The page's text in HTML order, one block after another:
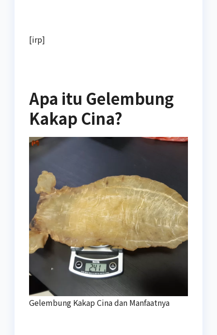
[irp]
Apa itu Gelembung
Kakap Cina?
Gelembung Kakap Cina dan Manfaatnya